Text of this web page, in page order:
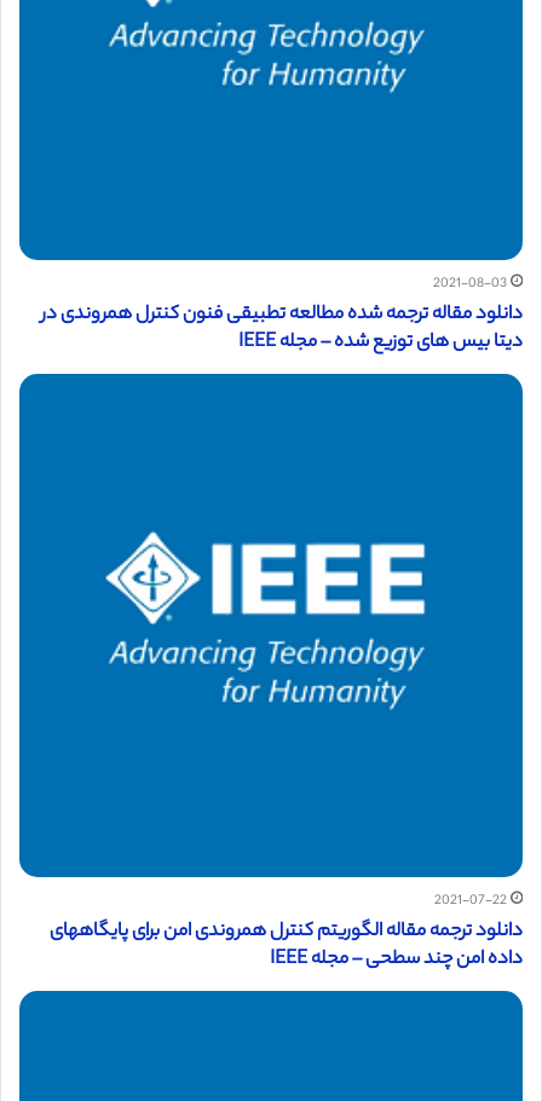
2021-08-03
دانلود مقاله ترجمه شده مطالعه تطبیقی فنون کنترل همروندی در
دیتا بیس های توزیع شده – مجله IEEE
2021-07-22
دانلود ترجمه مقاله الگوریتم کنترل همروندی امن برای پایگاههای
داده امن چند سطحی – مجله IEEE